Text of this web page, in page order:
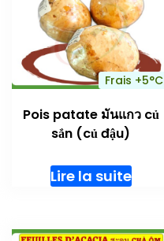
Frais +5°C
Pois patate มันแกว củ
sắn (củ đậu)
Lire la suite